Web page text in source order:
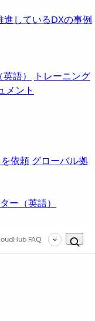
しているDXの事例
語）
トレーニング
メント
依頼 グローバル拠
ー（英語）
FAQ